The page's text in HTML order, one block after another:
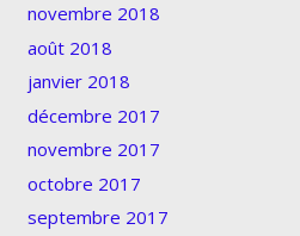
novembre 2018
août 2018
janvier 2018
décembre 2017
novembre 2017
octobre 2017
septembre 2017